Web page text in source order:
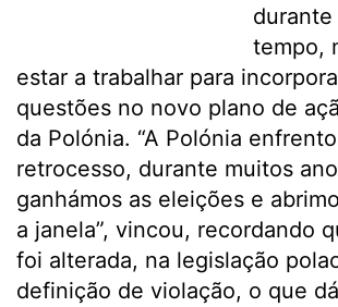
durante
tempo,
estar a trabalhar para
questões no novo plano de
da Polónia. “A Polónia
retrocesso, durante muitos
ganhámos as eleições e
a janela”, vincou, recordando
foi alterada, na legislação
definição de violação, o que